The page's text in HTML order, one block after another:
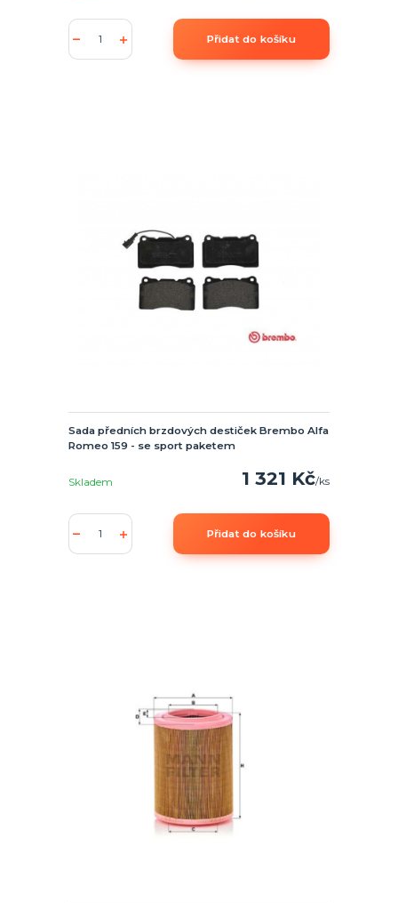
Přidat do košíku
Sada předních brzdových destiček Brembo Alfa
Romeo 159 - se sport paketem
1 321 Kč/ks
Skladem
Přidat do košíku